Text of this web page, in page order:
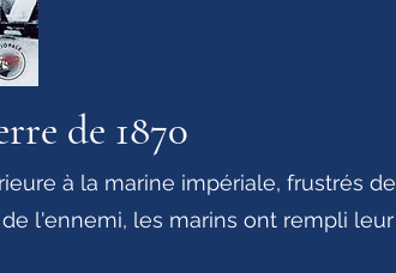
de 1870
à la marine impériale, frustrés de
l'ennemi, les marins ont rempli leur